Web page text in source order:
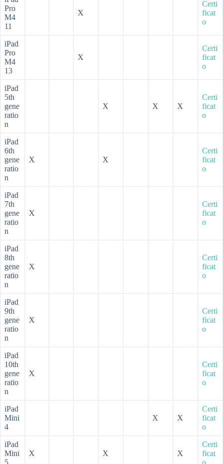
Pro
M4
11
X
Certi
ficat
o
iPad
Pro
M4
13
X
Certi
ficat
o
iPad
5th
gene
ratio
n
X X X
Certi
ficat
o
iPad
6th
gene
ratio
n
X X
Certi
ficat
o
iPad
7th
gene
ratio
n
X
Certi
ficat
o
iPad
8th
gene
ratio
n
X
Certi
ficat
o
iPad
9th
gene
ratio
n
X
Certi
ficat
o
iPad
10th
gene
ratio
n
X
Certi
ficat
o
iPad
Mini
4
X X
Certi
ficat
o
iPad
Mini
X X X
Certi
ficat